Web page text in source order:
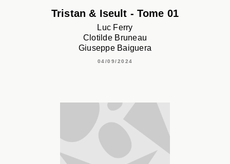
Tristan & Iseult - Tome 01
Luc Ferry
Clotilde Bruneau
Giuseppe Baiguera
04/09/2024